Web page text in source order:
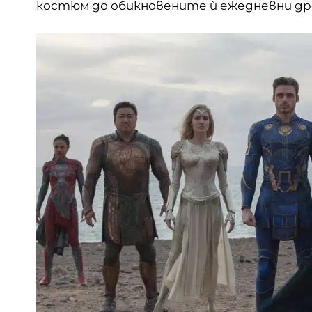
костюм до обикновените ѝ ежедневни